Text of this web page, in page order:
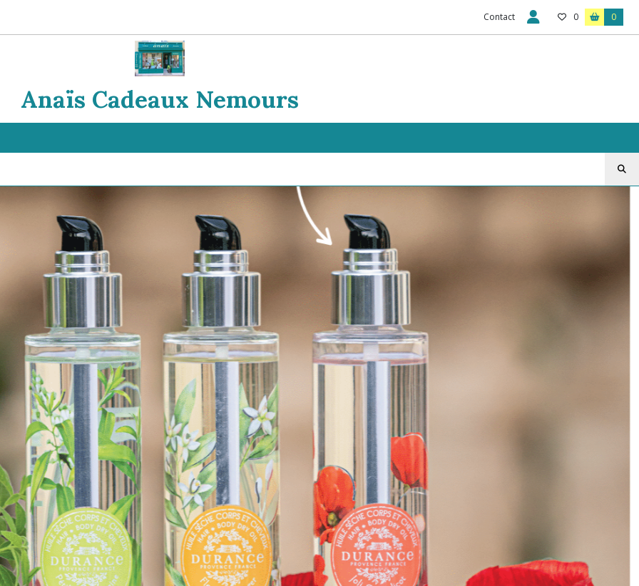
Contact 0 0
Anaïs Cadeaux Nemours